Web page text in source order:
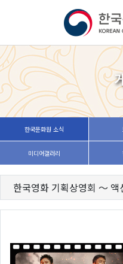
한국문화원 소식
미디어갤러리
한국영화 기획상영회 ～